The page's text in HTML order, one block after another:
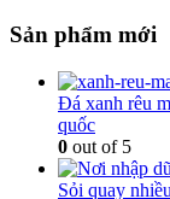
Sản phẩm mới
Đá xanh rêu
quốc
0 out of 5
Sỏi quay